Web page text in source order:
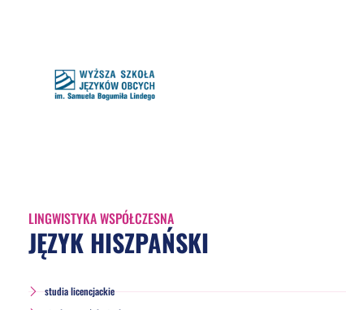
LINGWISTYKA WSPÓŁCZESNA
JĘZYK HISZPAŃSKI
studia licencjackie